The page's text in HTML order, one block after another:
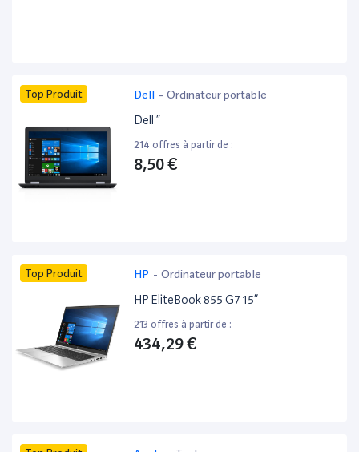
Top Produit Dell - Ordinateur portable
Dell ”
214 offres à partir de :
8,50 €
Top Produit HP - Ordinateur portable
HP EliteBook 855 G7 15”
213 offres à partir de :
434,29 €